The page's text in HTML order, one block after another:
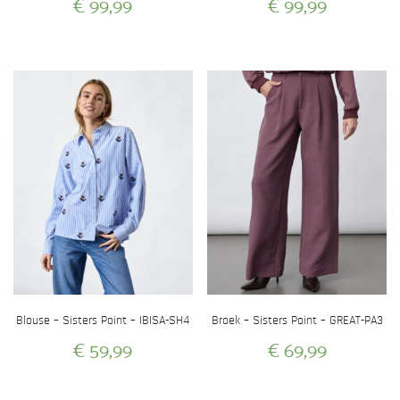
heeft
meerdere
variaties.
Deze
optie
kan
gekozen
worden
op
de
productpagina
heeft
meerdere
variaties.
Deze
optie
kan
gekozen
worden
op
de
productpagina
Blouse – Sisters Point – IBISA-SH4
€59,99
Broek – Sisters Point – GREAT-PA3
€69,99